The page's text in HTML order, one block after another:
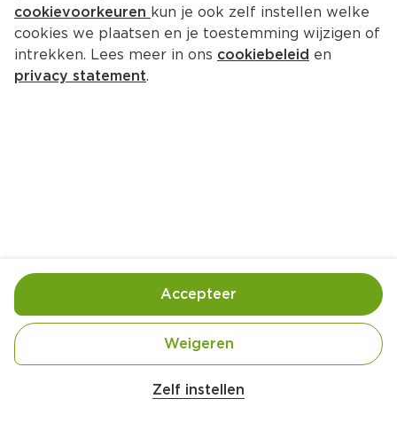
Venco Dropsport
Per Zak 180 g  (per kilo €11.06)
Handige informatie over dit product
cookievoorkeuren kun je ook zelf instellen welke
cookies we plaatsen en je toestemming wijzigen of
intrekken. Lees meer in ons cookiebeleid en
privacy statement.
Zelf instellen
Weigeren
Accepteer